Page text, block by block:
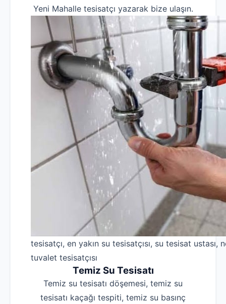
Yeni Mahalle tesisatçı yazarak bize ulaşın.
tesisatçı, en yakın su tesisatçısı, su tesisat
tuvalet tesisatçısı
Temiz Su Tesisatı
Temiz su tesisatı döşemesi, temiz su
tesisatı kaçağı tespiti, temiz su basınç